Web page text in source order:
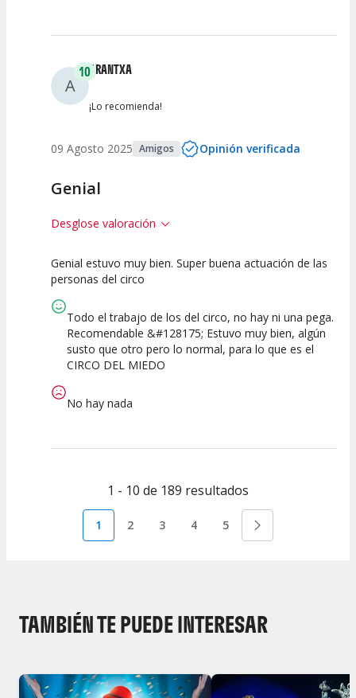
A
10ARANTXA
¡Lo recomienda!
09 Agosto 2025 Amigos Opinión verificada
Genial
Desglose valoración
10
Espectáculo
10
Escena
10
artística
Genial estuvo muy bien. Super buena actuación de las
personas del circo
Todo el trabajo de los del circo, no hay ni una pega.
Recomendable &#128175; Estuvo muy bien, algún
susto que otro pero lo normal, para lo que es el
CIRCO DEL MIEDO
No hay nada
1 - 10 de 189 resultados
1 2 3 4 5
TAMBIÉN TE PUEDE INTERESAR